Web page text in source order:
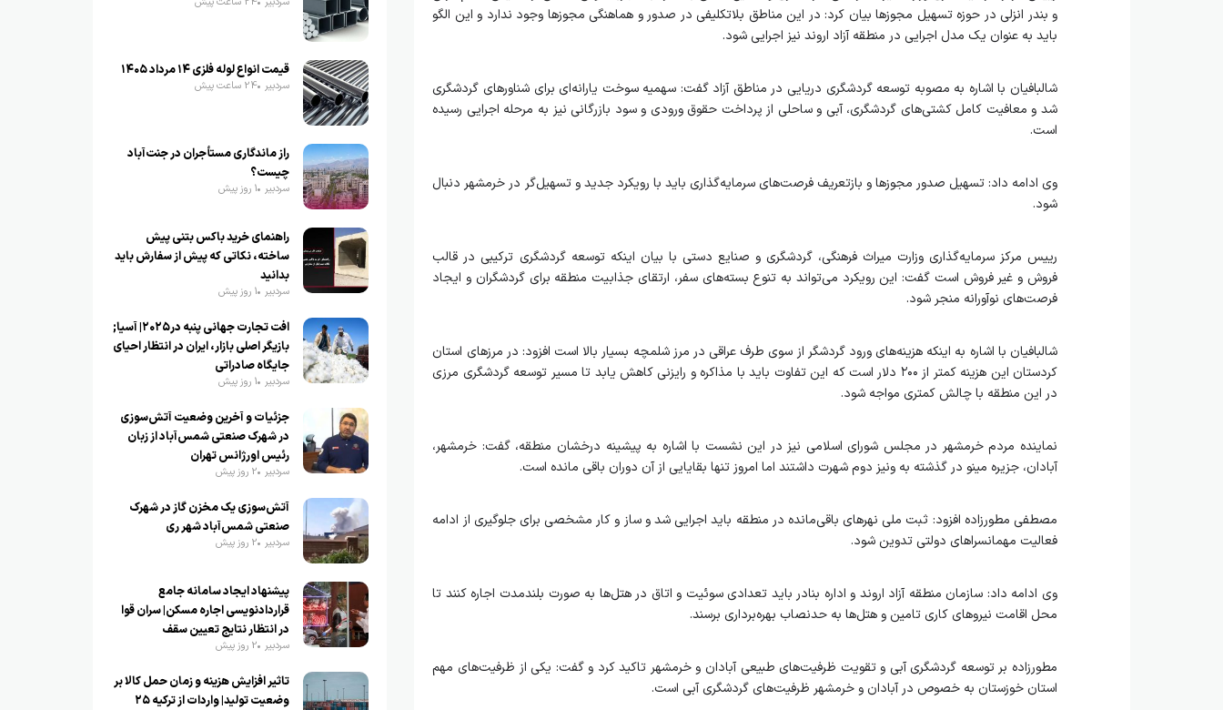
و بندر انزلی در حوزه تسهیل مجوزها بیان کرد: در این مناطق بلاتکلیفی در صدور و هماهنگی مجوزها وجود ندارد و این الگو
باید به عنوان یک مدل اجرایی در منطقه آزاد اروند نیز اجرایی شود.
شالبافیان با اشاره به مصوبه توسعه گردشگری دریایی در مناطق آزاد گفت: سهمیه سوخت یارانه‌ای برای شناورهای گردشگری
شد و معافیت کامل کشتی‌های گردشگری، آبی و ساحلی از پرداخت حقوق ورودی و سود بازرگانی نیز به مرحله اجرایی رسیده
است.
وی ادامه داد: تسهیل صدور مجوزها و بازتعریف فرصت‌های سرمایه‌گذاری باید با رویکرد جدید و تسهیل‌گر در خرمشهر دنبال
شود.
رییس مرکز سرمایه‌گذاری وزارت میراث فرهنگی، گردشگری و صنایع‌ دستی با بیان اینکه توسعه گردشگری ترکیبی در قالب
فروش و غیر فروش است گفت: این رویکرد می‌تواند به تنوع بسته‌های سفر، ارتقای جذابیت منطقه برای گردشگران و ایجاد
فرصت‌های نوآورانه منجر شود.
شالبافیان با اشاره به اینکه هزینه‌های ورود گردشگر از سوی طرف عراقی در مرز شلمچه بسیار بالا است افزود: در مرزهای استان
کردستان این هزینه کمتر از ۲۰۰ دلار است که این تفاوت باید با مذاکره و رایزنی کاهش یابد تا مسیر توسعه گردشگری مرزی
در این منطقه با چالش کمتری مواجه شود.
نماینده مردم خرمشهر در مجلس شورای اسلامی نیز در این نشست با اشاره به پیشینه درخشان منطقه، گفت: خرمشهر،
آبادان، جزیره مینو در گذشته به ونیز دوم شهرت داشتند اما امروز تنها بقایایی از آن دوران باقی مانده است.
مصطفی مطورزاده افزود: ثبت ملی نهرهای باقی‌مانده در منطقه باید اجرایی شد و ساز و کار مشخصی برای جلوگیری از ادامه
فعالیت مهمانسراهای دولتی تدوین شود.
وی ادامه داد: سازمان منطقه آزاد اروند و اداره بنادر باید تعدادی سوئیت و اتاق در هتل‌ها به‌ صورت بلندمدت اجاره کنند تا
محل اقامت نیروهای کاری تامین و هتل‌ها به حدنصاب بهره‌برداری برسند.
مطورزاده بر توسعه گردشگری آبی و تقویت ظرفیت‌های طبیعی آبادان و خرمشهر تاکید کرد و گفت: یکی از ظرفیت‌های مهم
استان خوزستان به خصوص در آبادان و خرمشهر ظرفیت‌های گردشگری آبی است.
قیمت انواع لوله فلزی ۱۴ مرداد ۱۴۰۵
سردبیر 24 ساعت پیش
راز ماندگاری مستأجران در جنت‌آباد
چیست؟
سردبیر 1 روز پیش
راهنمای خرید باکس بتنی پیش
ساخته، نکاتی که پیش از سفارش باید
بدانید
سردبیر 1 روز پیش
افت تجارت جهانی پنبه در۲۰۲۵| آسیا;
بازیگر اصلی بازار، ایران در انتظار احیای
جایگاه صادراتی
سردبیر 1 روز پیش
جزئیات و آخرین وضعیت آتش‌سوزی
در شهرک صنعتی شمس‌آباد از زبان
رئیس اورژانس تهران
سردبیر 2 روز پیش
آتش‌سوزی یک مخزن گاز در شهرک
صنعتی شمس‌آباد شهر ری
سردبیر 2 روز پیش
پیشنهاد ایجاد سامانه جامع
قراردادنویسی اجاره مسکن| سران قوا
در انتظار نتایج تعیین سقف
سردبیر 2 روز پیش
تاثیر افزایش هزینه و زمان حمل کالا بر
وضعیت تولید| واردات از ترکیه ۲۵